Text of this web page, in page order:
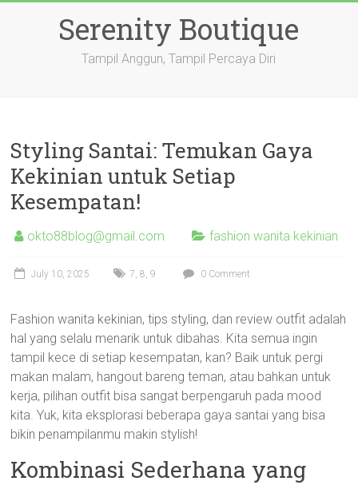
Serenity Boutique
Tampil Anggun, Tampil Percaya Diri
Styling Santai: Temukan Gaya
Kekinian untuk Setiap
Kesempatan!
okto88blog@gmail.com fashion wanita kekinian
July 10, 2025 7,8,9 0 Comment
Fashion wanita kekinian, tips styling, dan review outfit adalah
hal yang selalu menarik untuk dibahas. Kita semua ingin
tampil kece di setiap kesempatan, kan? Baik untuk pergi
makan malam, hangout bareng teman, atau bahkan untuk
kerja, pilihan outfit bisa sangat berpengaruh pada mood
kita. Yuk, kita eksplorasi beberapa gaya santai yang bisa
bikin penampilanmu makin stylish!
Kombinasi Sederhana yang